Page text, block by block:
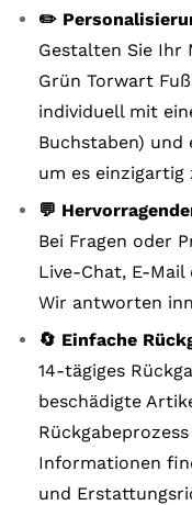
✏️
Gestalten Sie Ihr
Grün Torwart
individuell mit
Buchstaben)
um es einzigartig
💬
Bei Fragen oder
Live-Chat, E-Mail
Wir antworten
🔄 Einfache
14-tägiges
beschädigte
Informationen
und